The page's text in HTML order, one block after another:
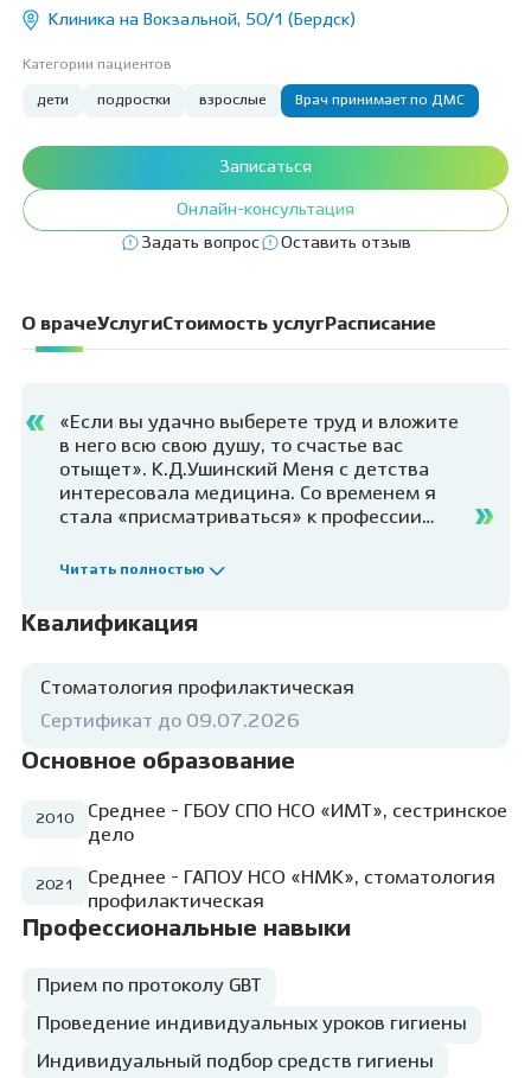
Клиника на Вокзальной, 50/1 (Бердск)
Категории пациентов
дети подростки взрослые Врач принимает по ДМС
Записаться
Онлайн-консультация
Задать вопрос
Оставить отзыв
О врачеУслугиСтоимость услуг Расписание
«Если вы удачно выберете труд и вложите
в него всю свою душу, то счастье вас
отыщет». К.Д.Ушинский Меня с детства
интересовала медицина. Со временем я
стала «присматриваться» к профессии
«гигиенист-стоматологический». Мне
что ты помог человеку и сделал его улыбку
здоровой. Пациент пришел с сильнейшей
разговаривать, и все это можешь исправить
доверие — самое важное для меня. Наше с
вами лечение и профилактику мы
превратим в увлекательный и
познавательный урок гигиены. Я научу вас
правильно и качественно работать с
средствами и предметами чистки полости
рта. После моего приёма каждый зуб вам
скажет «спасибо». Я работаю на результат,
ведь самая большая награда для врача —
это удовлетворенный и счастливый
стоматолога и гигиениста, который
поможет вам подарить здоровую и
Читать полностью
Квалификация
Стоматология профилактическая
Сертификат до 09.07.2026
Основное образование
2010
Среднее - ГБОУ СПО НСО «ИМТ», сестринское
дело
2021
Среднее - ГАПОУ НСО «НМК», стоматология
профилактическая
Профессиональные навыки
Прием по протоколу GBT
Проведение индивидуальных уроков гигиены
Индивидуальный подбор средств гигиены